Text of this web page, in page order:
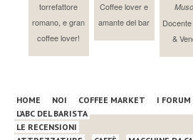
torrefattore
romano, e gran
coffee lover!
Coffee lover e
amante del bar
&
HOME NOI COFFEE MARKET I FORUM
L’ABC DEL BARISTA
LE RECENSIONI